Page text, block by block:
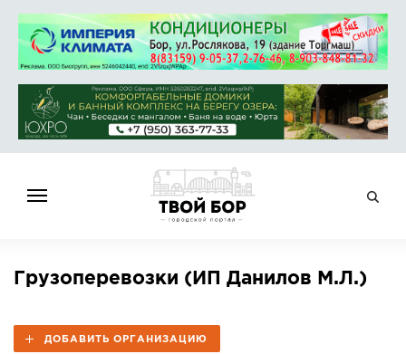
НОВОСТИ
ОБЪЯВЛЕНИЯ
Грузоперевозки (ИП Данилов М.Л.)
ДОБАВИТЬ ОРГАНИЗАЦИЮ